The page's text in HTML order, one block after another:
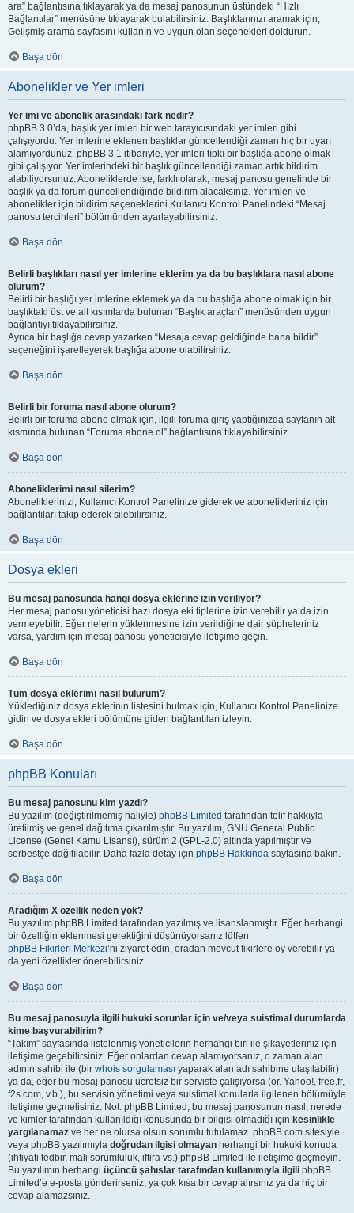
ara” bağlantısına tıklayarak ya da mesaj panosunun üstündeki “Hızlı
Bağlantılar” menüsüne tıklayarak bulabilirsiniz. Başlıklarınızı aramak için,
Gelişmiş arama sayfasını kullanın ve uygun olan seçenekleri doldurun.
Başa dön
Abonelikler ve Yer imleri
Yer imi ve abonelik arasındaki fark nedir?
phpBB 3.0’da, başlık yer imleri bir web tarayıcısındaki yer imleri gibi
çalışıyordu. Yer imlerine eklenen başlıklar güncellendiği zaman hiç bir uyarı
alamıyordunuz. phpBB 3.1 itibariyle, yer imleri tıpkı bir başlığa abone olmak
gibi çalışıyor. Yer imlerindeki bir başlık güncellendiği zaman artık bildirim
alabiliyorsunuz. Aboneliklerde ise, farklı olarak, mesaj panosu genelinde bir
başlık ya da forum güncellendiğinde bildirim alacaksınız. Yer imleri ve
abonelikler için bildirim seçeneklerini Kullanıcı Kontrol Panelindeki “Mesaj
panosu tercihleri” bölümünden ayarlayabilirsiniz.
Başa dön
Belirli başlıkları nasıl yer imlerine eklerim ya da bu başlıklara nasıl abone
olurum?
Belirli bir başlığı yer imlerine eklemek ya da bu başlığa abone olmak için bir
başlıktaki üst ve alt kısımlarda bulunan “Başlık araçları” menüsünden uygun
bağlantıyı tıklayabilirsiniz.
Ayrıca bir başlığa cevap yazarken “Mesaja cevap geldiğinde bana bildir”
seçeneğini işaretleyerek başlığa abone olabilirsiniz.
Başa dön
Belirli bir foruma nasıl abone olurum?
Belirli bir foruma abone olmak için, ilgili foruma giriş yaptığınızda sayfanın alt
kısmında bulunan “Foruma abone ol” bağlantısına tıklayabilirsiniz.
Başa dön
Aboneliklerimi nasıl silerim?
Aboneliklerinizi, Kullanıcı Kontrol Panelinize giderek ve abonelikleriniz için
bağlantıları takip ederek silebilirsiniz.
Başa dön
Dosya ekleri
Bu mesaj panosunda hangi dosya eklerine izin veriliyor?
Her mesaj panosu yöneticisi bazı dosya eki tiplerine izin verebilir ya da izin
vermeyebilir. Eğer nelerin yüklenmesine izin verildiğine dair şüpheleriniz
varsa, yardım için mesaj panosu yöneticisiyle iletişime geçin.
Başa dön
Tüm dosya eklerimi nasıl bulurum?
Yüklediğiniz dosya eklerinin listesini bulmak için, Kullanıcı Kontrol Panelinize
gidin ve dosya ekleri bölümüne giden bağlantıları izleyin.
Başa dön
phpBB Konuları
Bu mesaj panosunu kim yazdı?
Bu yazılım (değiştirilmemiş haliyle) phpBB Limited tarafından telif hakkıyla
üretilmiş ve genel dağıtıma çıkarılmıştır. Bu yazılım, GNU General Public
License (Genel Kamu Lisansı), sürüm 2 (GPL-2.0) altında yapılmıştır ve
serbestçe dağıtılabilir. Daha fazla detay için phpBB Hakkında sayfasına bakın.
Başa dön
Aradığım X özellik neden yok?
Bu yazılım phpBB Limited tarafından yazılmış ve lisanslanmıştır. Eğer herhangi
bir özelliğin eklenmesi gerektiğini düşünüyorsanız lütfen
phpBB Fikirleri Merkezi’ni ziyaret edin, oradan mevcut fikirlere oy verebilir ya
da yeni özellikler önerebilirsiniz.
Başa dön
Bu mesaj panosuyla ilgili hukuki sorunlar için ve/veya suistimal durumlarda
kime başvurabilirim?
“Takım” sayfasında listelenmiş yöneticilerin herhangi biri ile şikayetleriniz için
iletişime geçebilirsiniz. Eğer onlardan cevap alamıyorsanız, o zaman alan
adının sahibi ile (bir whois sorgulaması yaparak alan adı sahibine ulaşılabilir)
ya da, eğer bu mesaj panosu ücretsiz bir serviste çalışıyorsa (ör. Yahoo!, free.fr,
f2s.com, v.b.), bu servisin yönetimi veya suistimal konularla ilgilenen bölümüyle
iletişime geçmelisiniz. Not: phpBB Limited, bu mesaj panosunun nasıl, nerede
ve kimler tarafından kullanıldığı konusunda bir bilgisi olmadığı için kesinlikle
yargılanamaz ve her ne olursa olsun sorumlu tutulamaz. phpBB.com sitesiyle
veya phpBB yazılımıyla doğrudan ilgisi olmayan herhangi bir hukuki konuda
(ihtiyati tedbir, mali sorumluluk, iftira vs.) phpBB Limited ile iletişime geçmeyin.
Bu yazılımın herhangi üçüncü şahıslar tarafından kullanımıyla ilgili phpBB
Limited’e e-posta gönderirseniz, ya çok kısa bir cevap alırsınız ya da hiç bir
cevap alamazsınız.